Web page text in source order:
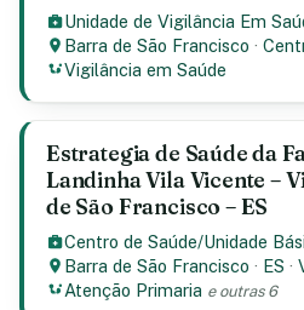
Unidade de Vigilância Em
Barra de São Francisco ·
Vigilância em Saúde
Estrategia de Saúde da
Landinha Vila Vicente –
de São Francisco – ES
Centro de Saúde/Unidade
Barra de São Francisco · ES ·
Atenção Primaria e outras 6